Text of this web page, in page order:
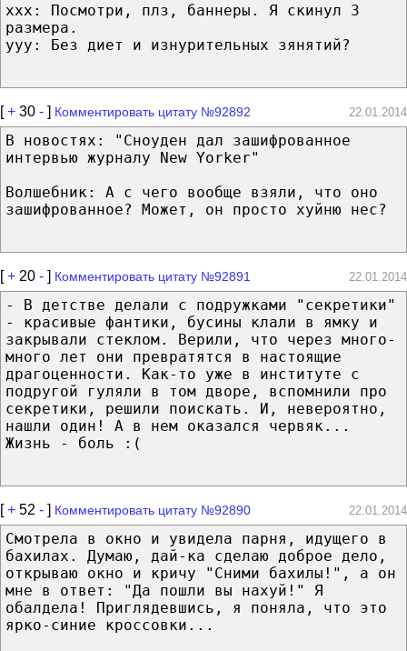
xxx: Посмотри, плз, баннеры. Я скинул 3
размера.
yyy: Без диет и изнурительных зянятий?
[+ 30 - ] Комментировать цитату №92892 22.01.2014
В новостях: "Сноуден дал зашифрованное
интервью журналу New Yorker"
Волшебник: А с чего вообще взяли, что оно
зашифрованное? Может, он просто хуйню нес?
[+ 20 - ] Комментировать цитату №92891 22.01.2014
- В детстве делали с подружками "секретики"
- красивые фантики, бусины клали в ямку и
закрывали стеклом. Верили, что через много-
много лет они превратятся в настоящие
драгоценности. Как-то уже в институте с
подругой гуляли в том дворе, вспомнили про
секретики, решили поискать. И, невероятно,
нашли один! А в нем оказался червяк...
Жизнь - боль :(
[+ 52 - ] Комментировать цитату №92890 22.01.2014
Смотрела в окно и увидела парня, идущего в
бахилах. Думаю, дай-ка сделаю доброе дело,
открываю окно и кричу "Сними бахилы!", а он
мне в ответ: "Да пошли вы нахуй!" Я
обалдела! Приглядевшись, я поняла, что это
ярко-синие кроссовки...